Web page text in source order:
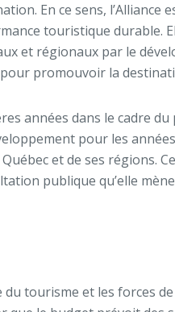
En ce sens,
touristique
et régionaux par le
promouvoir la
années dans le cadre
pour les
et de ses régions.
publique qu’elle
tourisme et les forces